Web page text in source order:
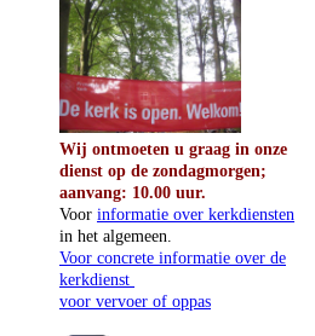
Wij ontmoeten u graag in onze
dienst op de zondagmorgen;
aanvang: 10.00 uur.
Voor informatie over kerkdiensten
in het algemeen.
Voor concrete informatie over de
kerkdienst
voor vervoer of oppas